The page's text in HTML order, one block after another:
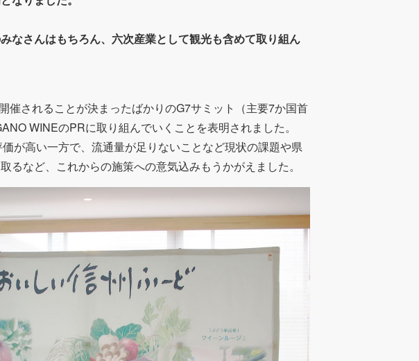
なさんはもちろん、六次産業として観光も含めて取り組ん
催されることが決まったばかりのG7サミット（主要7か国首
WINEのPRに取り組んでいくことを表明されました。
が高い一方で、流通量が足りないことなど現状の課題や県
るなど、これからの施策への意気込みもうかがえました。